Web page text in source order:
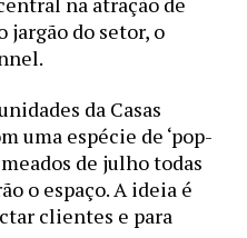
jargão do setor, o
da Casas
uma espécie de ‘pop-
de julho todas
o espaço. A ideia é
clientes e para